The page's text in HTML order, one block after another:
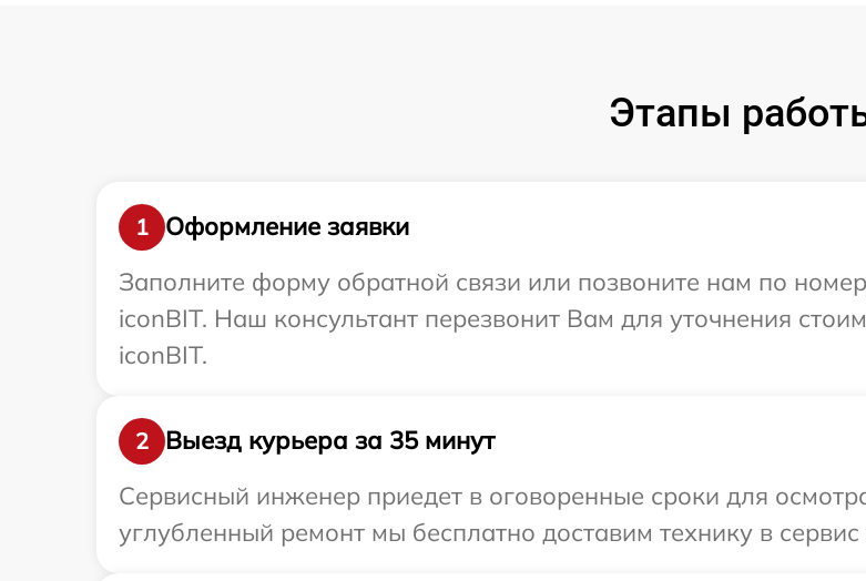
Этапы
1
Оформление заявки
Заполните форму обратной связи или позвоните нам по
iconBIT. Наш консультант перезвонит Вам для уточнения
iconBIT.
2
Выезд курьера за 35 минут
Сервисный инженер приедет в оговоренные сроки для
углубленный ремонт мы бесплатно доставим технику в